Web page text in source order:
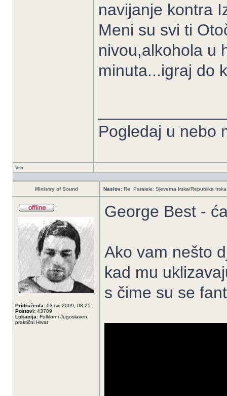
navijanje kontra
Meni su svi ti
nivou,alkohola u
minuta...igraj do
Pogledaj u nebo
Vrh
Ministry of Sound Naslov: Re: Paralele: Sjeverna Irska/Republika
Pridružen/a: 03 svi 2009, 08:25
Postovi: 43709
Lokacija: Folklorni Jugoslaven,
praktični Hrvat
George Best -
Ako vam nešto
kad mu
s čime su se